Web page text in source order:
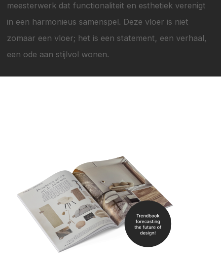
meesterwerk dat functionaliteit en esthetiek verenigt
in een harmonieus samenspel. Deze vloer is niet
zomaar een vloer; het is een statement, een verhaal,
een ode aan stijlvol wonen.